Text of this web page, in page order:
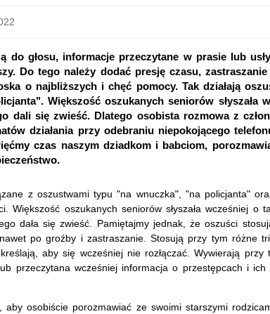
do głosu, informacje przeczytane w prasie lub
Do tego należy dodać presję czasu,
o najbliższych i chęć pomocy. Tak działają
Większość oszukanych seniorów słyszała
dali się zwieść. Dlatego osobista rozmowa z
działania przy odebraniu niepokojącego
czas naszym dziadkom i babciom,
z oszustwami typu "na wnuczka", "na policjanta"
Większość oszukanych seniorów słyszała wcześniej o
dała się zwieść. Pamiętajmy jednak, że oszuści
po groźby i zastraszanie. Stosują przy tym różne
aby się wcześniej nie rozłączać. Wywierają
przeczytana wcześniej informacja o przestępcach i
aby osobiście porozmawiać ze swoimi starszymi